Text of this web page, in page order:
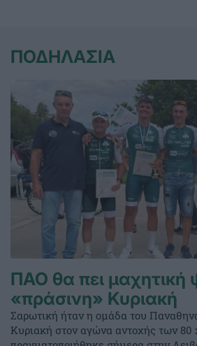
ΠΟΔΗΛΑΣΙΑ
ΠΑΟ θα πει μαχητική
«πράσινη» Κυριακή
Σαρωτική ήταν η ομάδα του
Κυριακή στον αγώνα αντοχής των 80